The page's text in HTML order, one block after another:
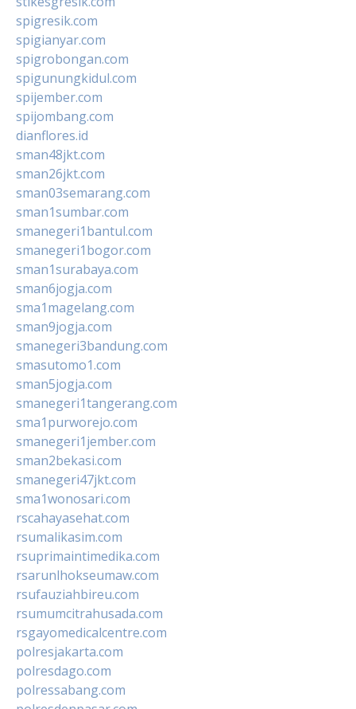
spigresik.com
spigianyar.com
spigrobongan.com
spigunungkidul.com
spijember.com
spijombang.com
dianflores.id
sman48jkt.com
sman26jkt.com
sman03semarang.com
sman1sumbar.com
smanegeri1bantul.com
smanegeri1bogor.com
sman1surabaya.com
sman6jogja.com
sma1magelang.com
sman9jogja.com
smanegeri3bandung.com
smasutomo1.com
sman5jogja.com
smanegeri1tangerang.com
sma1purworejo.com
smanegeri1jember.com
sman2bekasi.com
smanegeri47jkt.com
sma1wonosari.com
rscahayasehat.com
rsumalikasim.com
rsuprimaintimedika.com
rsarunlhokseumaw.com
rsufauziahbireu.com
rsumumcitrahusada.com
rsgayomedicalcentre.com
polresjakarta.com
polresdago.com
polressabang.com